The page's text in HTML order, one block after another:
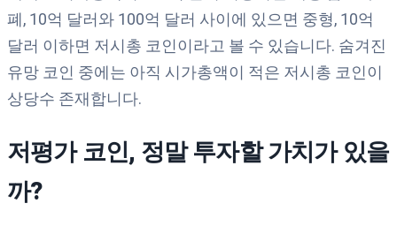
폐, 10억 달러와 100억 달러 사이에 있으면 중형, 10억
달러 이하면 저시총 코인이라고 볼 수 있습니다. 숨겨진
유망 코인 중에는 아직 시가총액이 적은 저시총 코인이
상당수 존재합니다.
저평가 코인, 정말 투자할 가치가 있을
까?